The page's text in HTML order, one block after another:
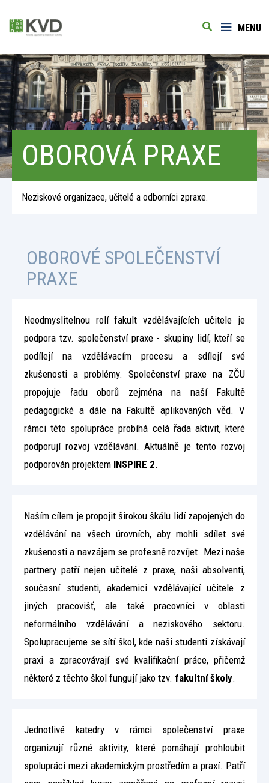
MENU
OBOROVÁ PRAXE
Neziskové organizace, učitelé a odborníci zpraxe.
OBOROVÉ SPOLEČENSTVÍ
PRAXE
Neodmyslitelnou rolí fakult vzdělávajících učitele je
podpora tzv. společenství praxe - skupiny lidí, kteří se
podílejí na vzdělávacím procesu a sdílejí své
zkušenosti a problémy. Společenství praxe na ZČU
propojuje řadu oborů zejména na naší Fakultě
pedagogické a dále na Fakultě aplikovaných věd. V
rámci této spolupráce probíhá celá řada aktivit, které
podporují rozvoj vzdělávání. Aktuálně je tento rozvoj
podporován projektem INSPIRE 2.
Naším cílem je propojit širokou škálu lidí zapojených do
vzdělávání na všech úrovních, aby mohli sdílet své
zkušenosti a navzájem se profesně rozvíjet. Mezi naše
partnery patří nejen učitelé z praxe, naši absolventi,
současní studenti, akademici vzdělávající učitele z
jiných pracovišť, ale také pracovníci v oblasti
neformálního vzdělávání a neziskového sektoru.
Spolupracujeme se sítí škol, kde naši studenti získávají
praxi a zpracovávají své kvalifikační práce, přičemž
některé z těchto škol fungují jako tzv. fakultní školy.
Jednotlivé katedry v rámci společenství praxe
organizují různé aktivity, které pomáhají prohloubit
spolupráci mezi akademickým prostředím a praxí. Patří